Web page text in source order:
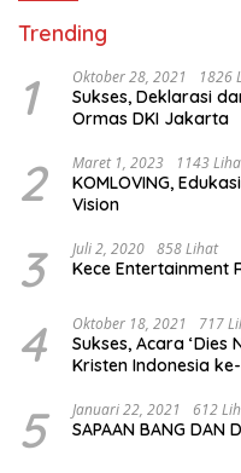
Trending
1 Oktober 28, 2021 1826
Sukses, Deklarasi
Ormas DKI Jakarta
2 Maret 1, 2023 1143
KOMLOVING,
Vision
3 Juli 2, 2020 858 Lihat
Kece Entertainment
4 Oktober 18, 2021 717
Sukses, Acara ‘Dies Natalis’ Fakultas
Kristen Indonesia
5 Januari 22, 2021 612
SAPAAN BANG DAN